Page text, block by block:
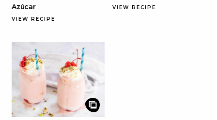
Azúcar
VIEW RECIPE
VIEW RECIPE